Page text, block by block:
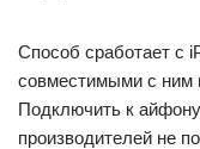
Способ сработает с
совместимыми с ним
Подключить к
производителей не